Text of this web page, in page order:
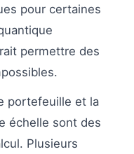
pour certaines
permettre des
portefeuille et la
échelle sont des
Plusieurs